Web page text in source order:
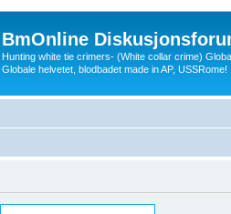
BmOnline
Hunting white tie crimers- (White collar crime)
Globale helvetet, blodbadet made in AP, USSRome!